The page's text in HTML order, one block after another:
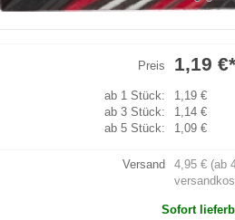
Preis 1,19 €*
ab 1 Stück:
1,19 €
ab 3 Stück:
1,14 €
ab 5 Stück:
1,09 €
Versand
4,95 € (ab
Sofort